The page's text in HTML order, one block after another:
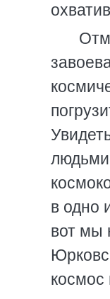
в одно
вот мы
космос